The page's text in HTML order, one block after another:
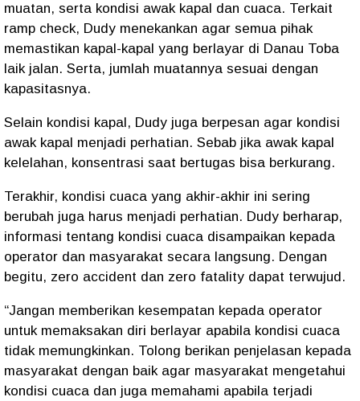
muatan, serta kondisi awak kapal dan cuaca. Terkait
ramp check, Dudy menekankan agar semua pihak
memastikan kapal-kapal yang berlayar di Danau Toba
laik jalan. Serta, jumlah muatannya sesuai dengan
kapasitasnya.
Selain kondisi kapal, Dudy juga berpesan agar kondisi
awak kapal menjadi perhatian. Sebab jika awak kapal
kelelahan, konsentrasi saat bertugas bisa berkurang.
Terakhir, kondisi cuaca yang akhir-akhir ini sering
berubah juga harus menjadi perhatian. Dudy berharap,
informasi tentang kondisi cuaca disampaikan kepada
operator dan masyarakat secara langsung. Dengan
begitu, zero accident dan zero fatality dapat terwujud.
“Jangan memberikan kesempatan kepada operator
untuk memaksakan diri berlayar apabila kondisi cuaca
tidak memungkinkan. Tolong berikan penjelasan kepada
masyarakat dengan baik agar masyarakat mengetahui
kondisi cuaca dan juga memahami apabila terjadi